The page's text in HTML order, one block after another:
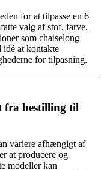
for at tilpasse en 6
valg af stof, farve,
som chaiselong
idé at kontakte
for tilpasning.
fra bestilling til
variere afhængigt af
at producere og
modeller kan